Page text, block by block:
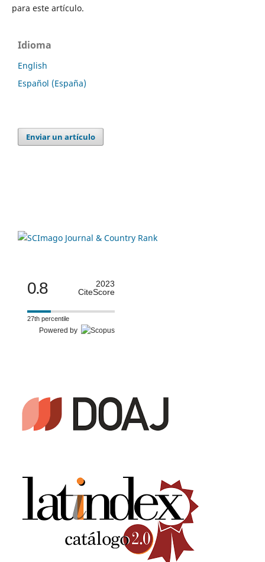
para este artículo.
Idioma
English
Español (España)
Enviar un artículo
0.8
2023
CiteScore
27th percentile
Powered by